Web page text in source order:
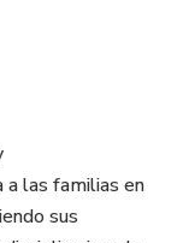
de colores
feliz.
a las familias en
sus